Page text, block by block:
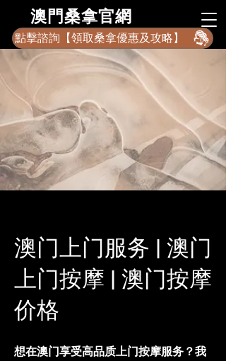
​澳門桑拿官網
點擊諮詢【領取桑拿優惠及攻略】
澳门上门服务 | 澳门
上门按摩 | 澳门按摩
价格
想在澳门享受高品质上门按摩服务？我